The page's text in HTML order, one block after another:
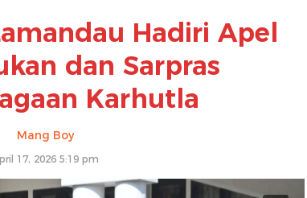
Hadiri Apel
dan Sarpras
Karhutla
Mang Boy
17, 2026 5:19 pm